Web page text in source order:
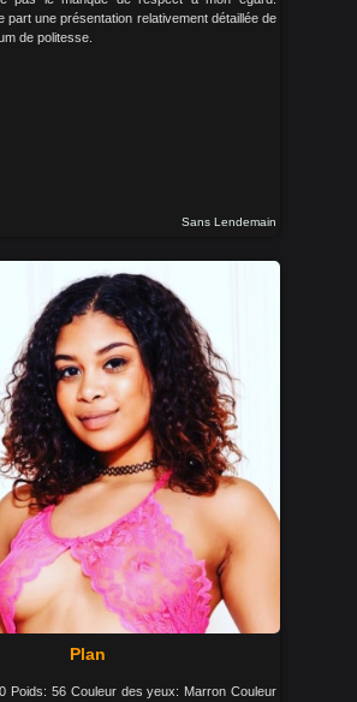
part une présentation relativement détaillée de
de politesse.
Sans Lendemain
Plan
Poids: 56 Couleur des yeux: Marron Couleur